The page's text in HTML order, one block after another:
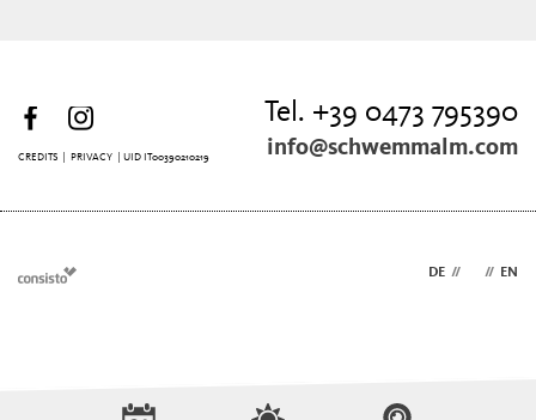
Tel. +39 0473 795390
info@schwemmalm.com
CREDITS PRIVACY | UID IT00390210219
DE // // EN